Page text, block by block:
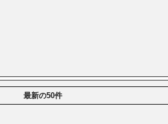
最新の50件